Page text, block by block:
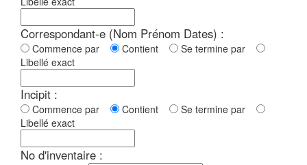
Correspondant-e (Nom Prénom Dates) :
Commence par Contient
Se termine par
Libellé exact
Incipit :
Commence par Contient
Se termine par
Libellé exact
No d'inventaire :